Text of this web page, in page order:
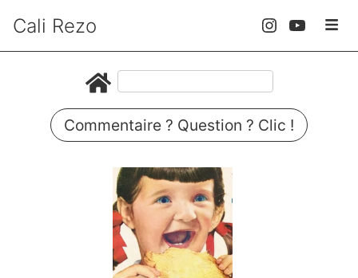
Cali Rezo
Commentaire ? Question ? Clic !